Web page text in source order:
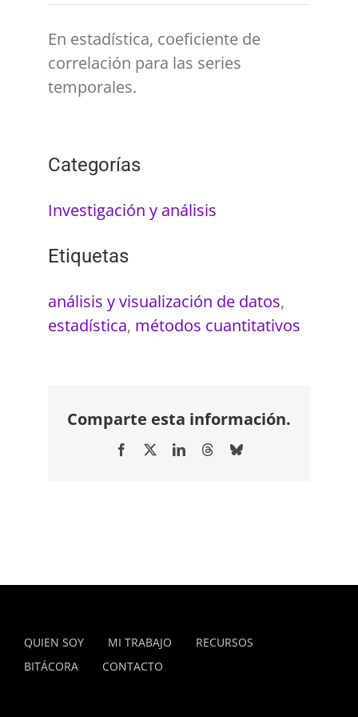
En estadística, coeficiente de
correlación para las series
temporales.
Categorías
Investigación y análisis
Etiquetas
análisis y visualización de datos,
estadística, métodos cuantitativos
Comparte esta información.
Facebook LinkedInThreadsBluesky
QUIEN SOY MI TRABAJO
RECURSOS
BITÁCORA
CONTACTO